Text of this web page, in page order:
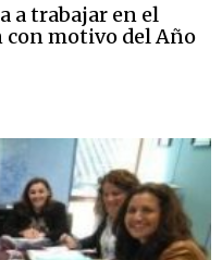
a trabajar en el
con motivo del Año